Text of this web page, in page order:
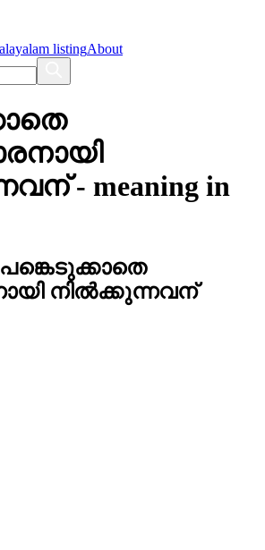
listingAbout
- meaning in
പങ്കെടുക്കാതെ
നില്‍ക്കുന്നവന്